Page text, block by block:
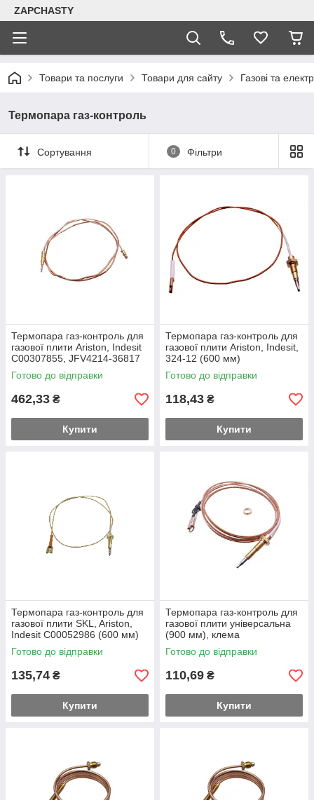
ZAPCHASTY
Товари та послуги Товари для сайту Газові та
Термопара газ-контроль
Сортування 0 Фільтри
Термопара газ-контроль для
газової плити Ariston, Indesit
C00307855, JFV4214-36817
(1300 мм)
Готово до відправки
462,33 ₴
Купити
Термопара газ-контроль для
газової плити Ariston, Indesit,
324-12 (600 мм)
Готово до відправки
118,43 ₴
Купити
Термопара газ-контроль для
газової плити SKL, Ariston,
Indesit C00052986 (600 мм)
Готово до відправки
135,74 ₴
Купити
Термопара газ-контроль для
газової плити універсальна
(900 мм), клема
Готово до відправки
110,69 ₴
Купити